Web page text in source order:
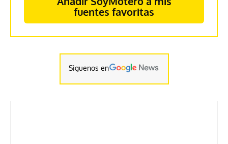
fuentes favoritas
Siguenos en